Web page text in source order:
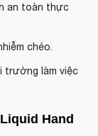
an toàn thực
chéo.
trường làm việc
Hand